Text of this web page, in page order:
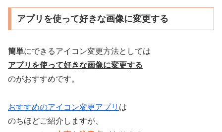
アプリを使って好きな画像に変更する
簡単にできるアイコン変更方法としては
アプリを使って好きな画像に変更する
のがおすすめです。
おすすめのアイコン変更アプリ は
のちほどご紹介しますが、